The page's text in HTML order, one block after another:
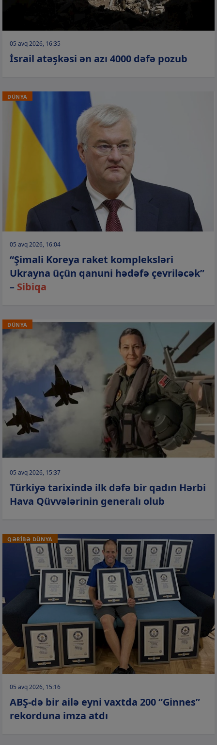
05 avq 2026, 16:35
İsrail atəşkəsi ən azı 4000 dəfə pozub
DÜNYA
05 avq 2026, 16:04
“Şimali Koreya raket kompleksləri
Ukrayna üçün qanuni hədəfə çevriləcək”
– Sibiqa
DÜNYA
05 avq 2026, 15:37
Türkiyə tarixində ilk dəfə bir qadın Hərbi
Hava Qüvvələrinin generalı olub
QƏRİBƏ DÜNYA
05 avq 2026, 15:16
ABŞ-də bir ailə eyni vaxtda 200 “Ginnes”
rekorduna imza atdı